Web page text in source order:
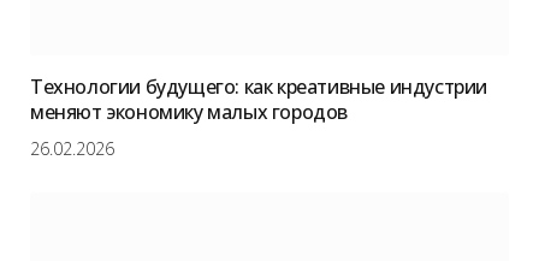
Технологии будущего: как креативные индустрии
меняют экономику малых городов
26.02.2026